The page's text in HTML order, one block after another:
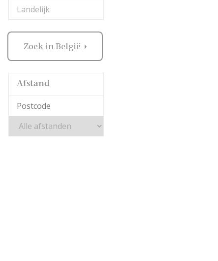
Landelijk
Zoek in België
Afstand